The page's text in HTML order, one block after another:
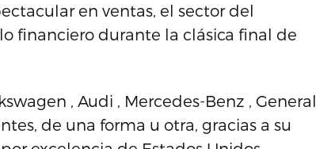
en ventas, el sector del
financiero durante la clásica final de
, Audi , Mercedes-Benz , General
de una forma u otra, gracias a su